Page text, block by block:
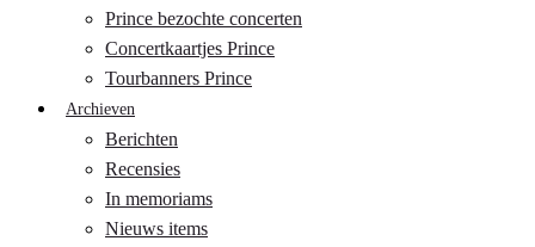
Prince bezochte concerten
Concertkaartjes Prince
Tourbanners Prince
Archieven
Berichten
Recensies
In memoriams
Nieuws items